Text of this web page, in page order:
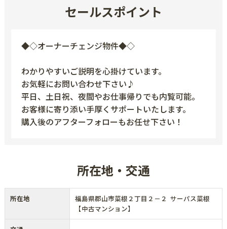
セールスポイント
◆◇オーナーチェンジ物件◆◇
わかりやすいご説明を心掛けています。
お気軽にお問い合わせ下さい♪
平日、土日祝、夜間やお仕事帰りでも内覧可能。
お客様に寄り添い手厚くサポートいたします。
購入後のアフターフォローもお任せ下さい！
所在地・交通
所在地
福島県郡山市菜根２丁目２－２ サーパス菜根
【中古マンション】